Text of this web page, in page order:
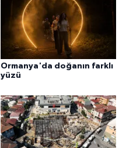
Ormanya'da doğanın farklı
yüzü